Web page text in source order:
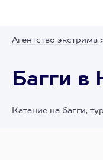
Агентство экстрима
Багги в
Катание на багги,